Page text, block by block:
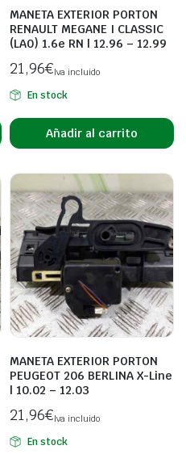
MANETA EXTERIOR PORTON
RENAULT MEGANE I CLASSIC
(LA0) 1.6e RN | 12.96 – 12.99
21,96€Iva incluido
En stock
Añadir al carrito
MANETA EXTERIOR PORTON
PEUGEOT 206 BERLINA X-Line
| 10.02 – 12.03
21,96€Iva incluido
En stock